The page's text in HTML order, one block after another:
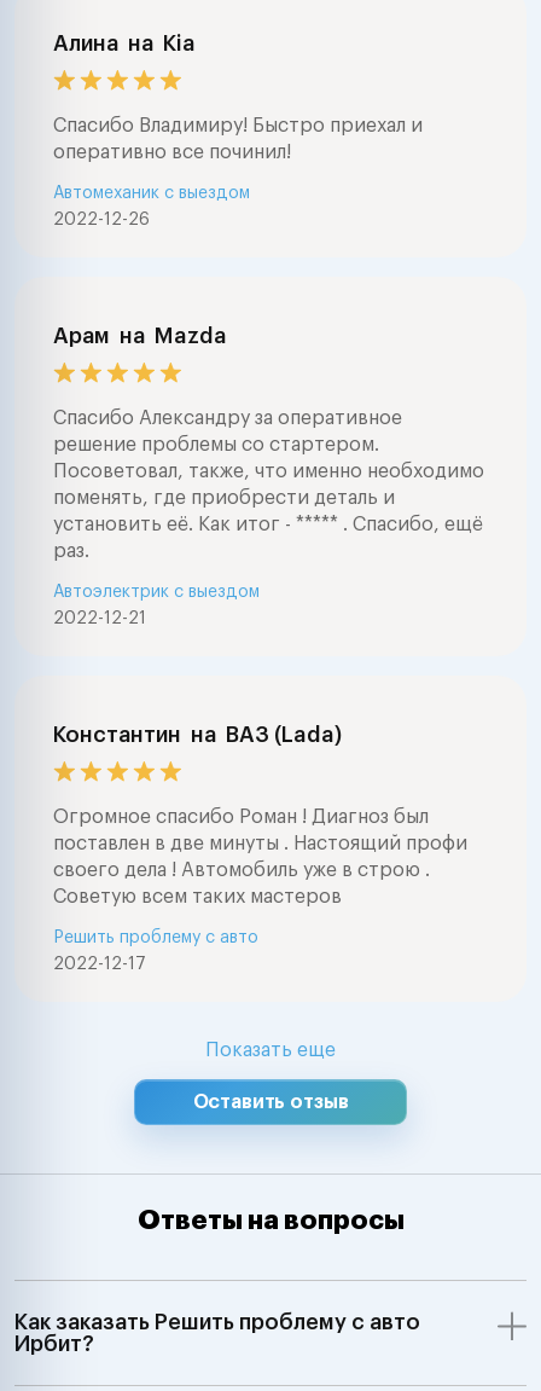
Алина на Kia
Спасибо Владимиру! Быстро приехал и
оперативно все починил!
2022-12-26
Автомеханик с выездом
Арам на Mazda
Спасибо Александру за оперативное
решение проблемы со стартером.
Посоветовал, также, что именно необходимо
поменять, где приобрести деталь и
установить её. Как итог - ***** . Спасибо, ещё
раз.
2022-12-21
Автоэлектрик с выездом
Константин на ВАЗ (Lada)
Огромное спасибо Роман ! Диагноз был
поставлен в две минуты . Настоящий профи
своего дела ! Автомобиль уже в строю .
Советую всем таких мастеров
2022-12-17
Решить проблему с авто
Показать еще
Оставить отзыв
Ответы на вопросы
Как заказать Решить проблему с авто
Ирбит?